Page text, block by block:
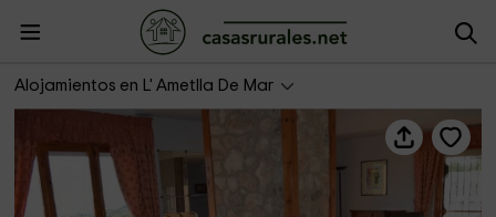
Alojamientos en L' Ametlla De Mar
Águila Daurada- Mar y Sol 4